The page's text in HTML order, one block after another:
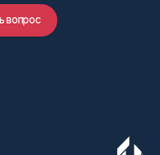
вопрос